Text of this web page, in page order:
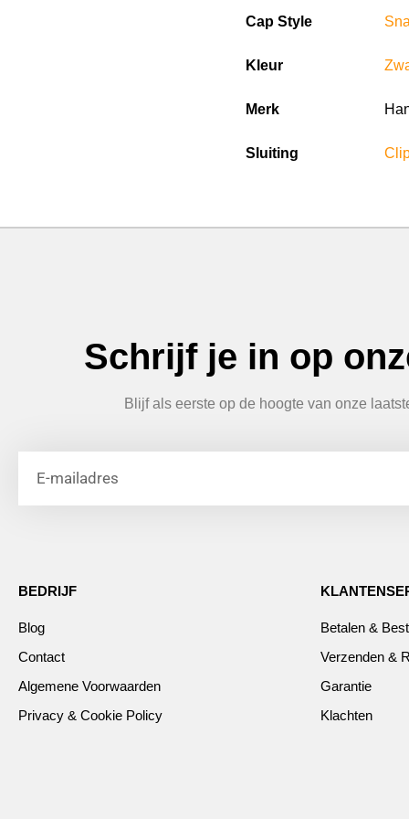
Cap Style
Kleur
Merk
Sluiting
Schrijf je in op
Blijf als eerste op de hoogte van onze
BEDRIJF
Blog
Contact
Algemene Voorwaarden
Privacy & Cookie Policy
Betalen &
Verzenden &
Garantie
Klachten